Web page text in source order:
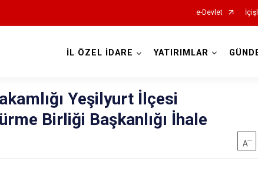
e-Devlet
İL ÖZEL İDARE YATIRIMLAR
Yeşilyurt İlçesi
Birliği Başkanlığı İhale